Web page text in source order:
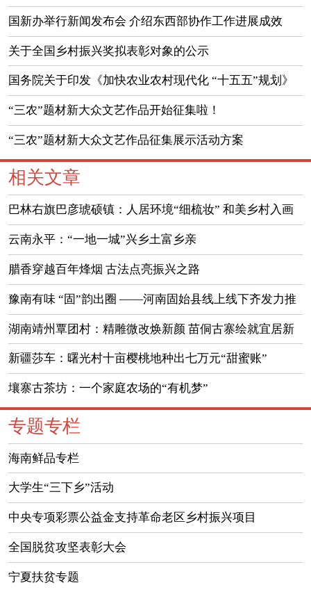
运行情况
国新办举行新闻发布会 介绍东西部协作工作进展成效
（实录）
关于全国乡村振兴奖拟表彰对象的公示
国务院关于印发《加快农业农村现代化 “十五五”规划》
的通知
“三农”题材新大众文艺作品开始征集啦！
“三农”题材新大众文艺作品征集展示活动方案
相关文章
巴林右旗巴彦琥硕镇：人居环境“细梳妆” 和美乡村入画
来
云南永平：“一地一城”兴乡土富乡亲
腊香穿越百年烽烟 古法点亮振兴之路
豫南有味 “固”韵出圈 ——河南固始县线上线下齐发力推
动土特产“走四方”激活县域经济
湖南靖州覃团村：精雕微改焕新颜 苗侗古寨绘就宜居新
画卷
新疆莎车：曙光村十亩樱桃地种出七万元“甜蜜账”
壤寨古茶坊：一个家庭农场的“有机梦”
专题专栏
海南鲜品专栏
大学生“三下乡”活动
中央专项彩票公益金支持革命老区乡村振兴项目
全国脱贫攻坚表彰大会
宁夏扶贫专题